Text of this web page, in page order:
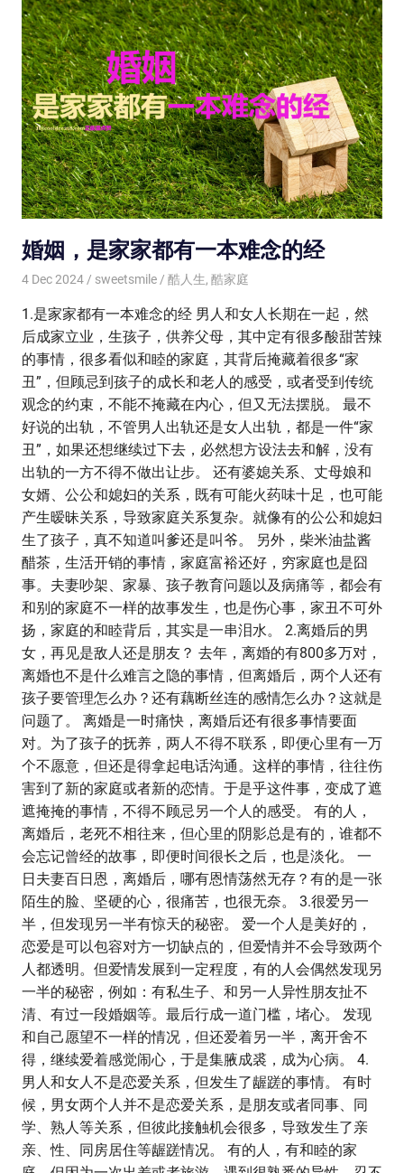
婚姻，是家家都有一本难念的经
4 Dec 2024 sweetsmile 酷人生, 酷家庭
1.是家家都有一本难念的经 男人和女人长期在一起，然
后成家立业，生孩子，供养父母，其中定有很多酸甜苦辣
的事情，很多看似和睦的家庭，其背后掩藏着很多“家
丑”，但顾忌到孩子的成长和老人的感受，或者受到传统
观念的约束，不能不掩藏在内心，但又无法摆脱。 最不
好说的出轨，不管男人出轨还是女人出轨，都是一件“家
丑”，如果还想继续过下去，必然想方设法去和解，没有
出轨的一方不得不做出让步。 还有婆媳关系、丈母娘和
女婿、公公和媳妇的关系，既有可能火药味十足，也可能
产生暧昧关系，导致家庭关系复杂。就像有的公公和媳妇
生了孩子，真不知道叫爹还是叫爷。 另外，柴米油盐酱
醋茶，生活开销的事情，家庭富裕还好，穷家庭也是囧
事。夫妻吵架、家暴、孩子教育问题以及病痛等，都会有
和别的家庭不一样的故事发生，也是伤心事，家丑不可外
扬，家庭的和睦背后，其实是一串泪水。 2.离婚后的男
女，再见是敌人还是朋友？ 去年，离婚的有800多万对，
离婚也不是什么难言之隐的事情，但离婚后，两个人还有
孩子要管理怎么办？还有藕断丝连的感情怎么办？这就是
问题了。 离婚是一时痛快，离婚后还有很多事情要面
对。为了孩子的抚养，两人不得不联系，即便心里有一万
个不愿意，但还是得拿起电话沟通。这样的事情，往往伤
害到了新的家庭或者新的恋情。于是乎这件事，变成了遮
遮掩掩的事情，不得不顾忌另一个人的感受。 有的人，
离婚后，老死不相往来，但心里的阴影总是有的，谁都不
会忘记曾经的故事，即便时间很长之后，也是淡化。 一
日夫妻百日恩，离婚后，哪有恩情荡然无存？有的是一张
陌生的脸、坚硬的心，很痛苦，也很无奈。 3.很爱另一
半，但发现另一半有惊天的秘密。 爱一个人是美好的，
恋爱是可以包容对方一切缺点的，但爱情并不会导致两个
人都透明。但爱情发展到一定程度，有的人会偶然发现另
一半的秘密，例如：有私生子、和另一人异性朋友扯不
清、有过一段婚姻等。最后行成一道门槛，堵心。 发现
和自己愿望不一样的情况，但还爱着另一半，离开舍不
得，继续爱着感觉闹心，于是集腋成裘，成为心病。 4.
男人和女人不是恋爱关系，但发生了龌蹉的事情。 有时
候，男女两个人并不是恋爱关系，是朋友或者同事、同
学、熟人等关系，但彼此接触机会很多，导致发生了亲
亲、性、同房居住等龌蹉情况。 有的人，有和睦的家